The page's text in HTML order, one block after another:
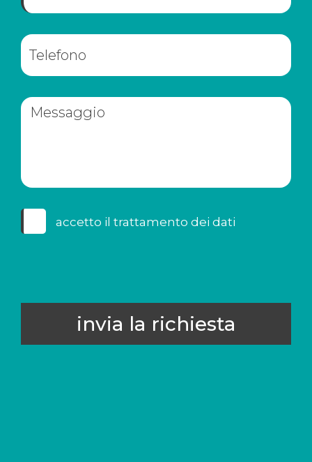
accetto il trattamento dei dati
invia la richiesta